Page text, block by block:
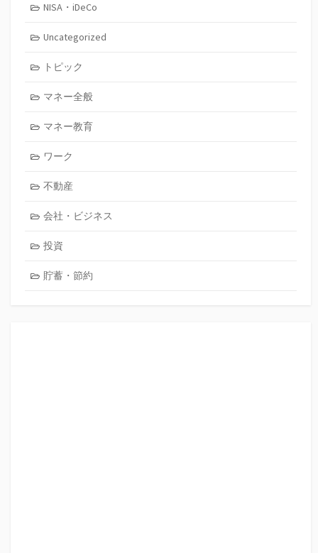
NISA・iDeCo
Uncategorized
トピック
マネー全般
マネー教育
ワーク
不動産
会社・ビジネス
投資
貯蓄・節約